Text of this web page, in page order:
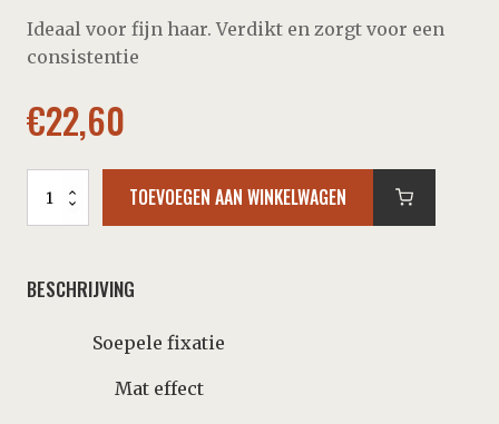
Ideaal voor fijn haar. Verdikt en zorgt voor een
consistentie
€22,60
American
-
aantal
TOEVOEGEN AAN WINKELWAGEN
BESCHRIJVING
Soepele fixatie
Mat effect